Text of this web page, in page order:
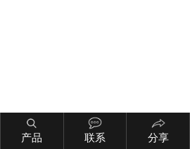
产品 联系 分享